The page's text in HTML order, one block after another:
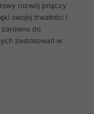
rozwój pnączy
swojej trwałości i
do
zastosowań w